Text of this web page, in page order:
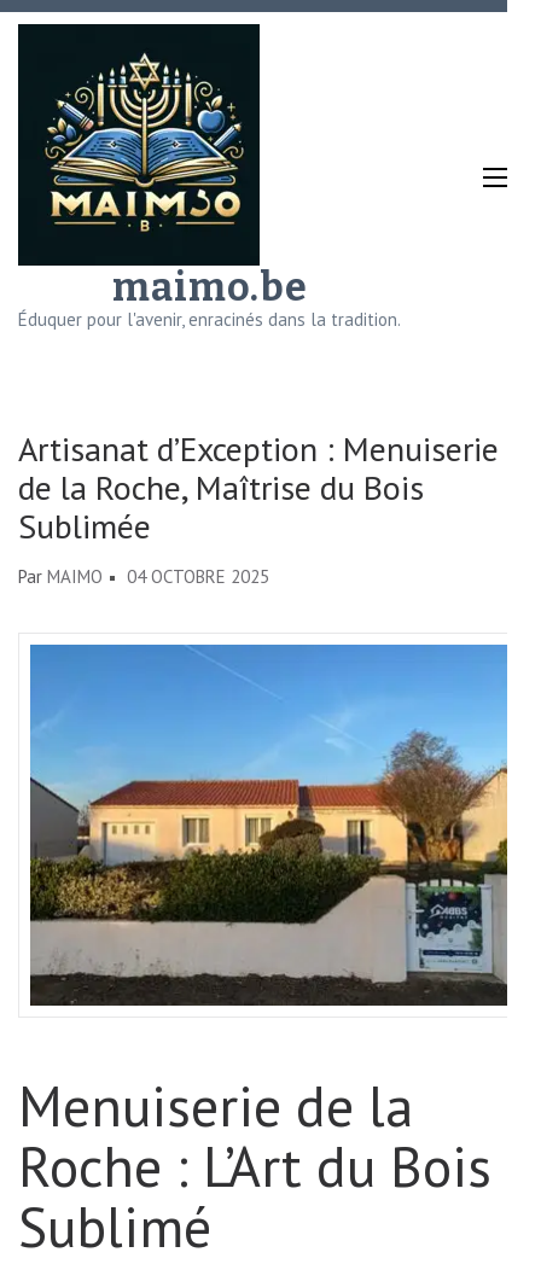
Aller
(Pressez
Entrée)
maimo.be
Éduquer pour l'avenir, enracinés dans la tradition.
Artisanat d’Exception : Menuiserie
de la Roche, Maîtrise du Bois
Sublimée
Par MAIMO 04 OCTOBRE 2025
Menuiserie de la
Roche : L’Art du Bois
Sublimé